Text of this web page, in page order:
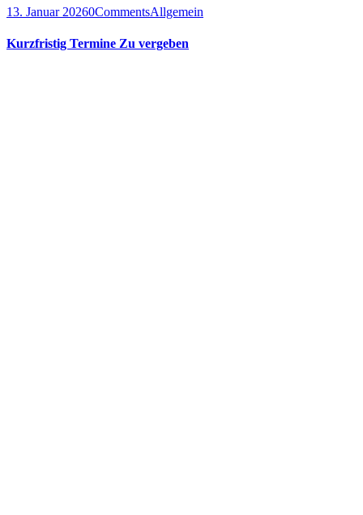
13. Januar 20260CommentsAllgemein
Kurzfristig Termine Zu vergeben